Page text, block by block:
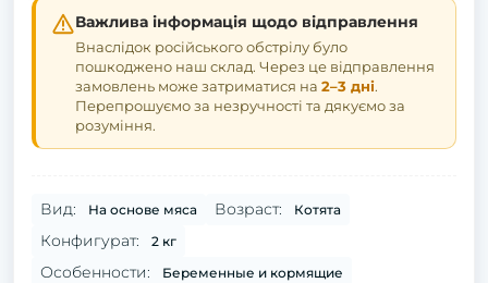
Важлива інформація щодо відправлення
Внаслідок російського обстрілу було
пошкоджено наш склад. Через це відправлення
замовлень може затриматися на 2–3 дні.
Перепрошуємо за незручності та дякуємо за
розуміння.
Вид: На основе мяса Возраст: Котята
Конфигурат: 2 кг
Особенности: Беременные и кормящие